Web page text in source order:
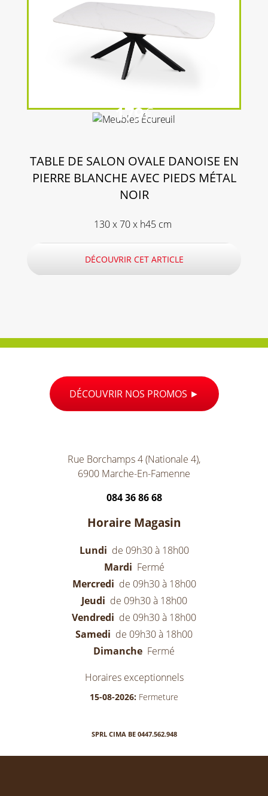
179€
TABLE DE SALON OVALE DANOISE EN
PIERRE BLANCHE AVEC PIEDS MÉTAL
NOIR
130 x 70 x h45 cm
DÉCOUVRIR CET ARTICLE
DÉCOUVRIR NOS PROMOS
Rue Borchamps 4 (Nationale 4),
6900 Marche-En-Famenne
084 36 86 68
Horaire Magasin
Lundi de 09h30 à 18h00
Mardi Fermé
Mercredi de 09h30 à 18h00
Jeudi de 09h30 à 18h00
Vendredi de 09h30 à 18h00
Samedi de 09h30 à 18h00
Dimanche Fermé
Horaires exceptionnels
15-08-2026: Fermeture
SPRL CIMA BE 0447.562.948